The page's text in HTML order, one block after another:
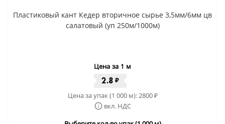
Пластиковый кант Кедер вторичное сырье 3,5мм/6мм цв
салатовый (уп 250м/1000м)
Цена за 1 м
2.8 ₽
Цена за упак (1 000 м): 2800₽
вкл. НДС